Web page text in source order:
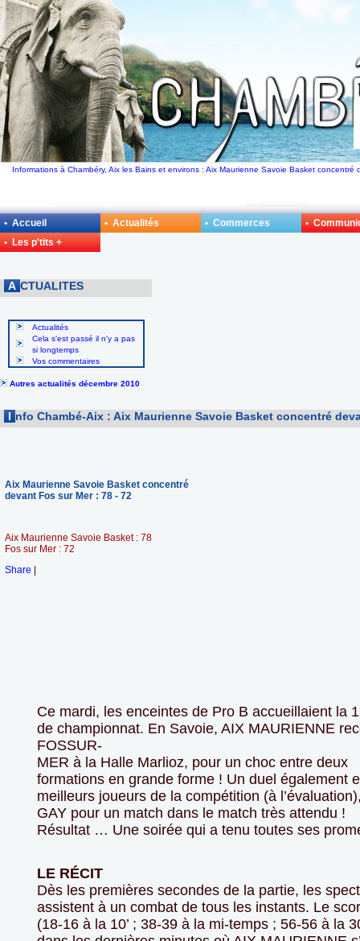
Informations à Chambéry, Aix les Bains et environs : Aix Maurienne Savoie Basket concentré
A CTUALITES
Actualités
Cela s'est passé il n'y a pas
si longtemps
Vos commentaires
Autres actualités décembre 2010
I nfo Chambé-Aix : Aix Maurienne Savoie Basket concentré
Aix Maurienne Savoie Basket concentré
devant Fos sur Mer : 78 - 72
Aix Maurienne Savoie Basket : 78
Fos sur Mer : 72
Share
Ce mardi, les enceintes de Pro B accueillaient la
de championnat. En Savoie, AIX MAURIENNE
FOSSUR-
MER à la Halle Marlioz, pour un choc entre deux
formations en grande forme ! Un duel également
meilleurs joueurs de la compétition (à
GAY pour un match dans le match très attendu !
Résultat … Une soirée qui a tenu toutes ses
LE RÉCIT
Dès les premières secondes de la partie, les
assistent à un combat de tous les instants. Le
(18-16 à la 10’ ; 38-39 à la mi-temps ; 56-56 à la
• Accueil • Actualités • Commerces
•
• Les p'tits +